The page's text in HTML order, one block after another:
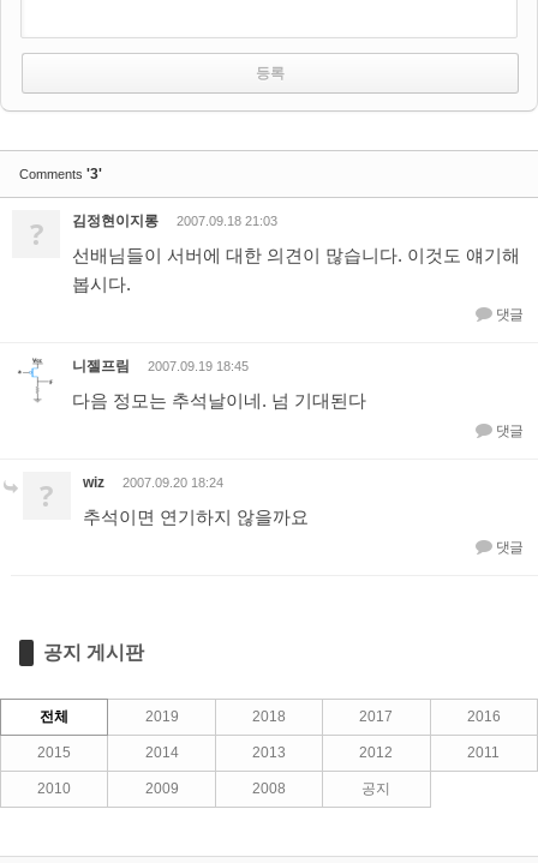
Comments '3'
? 김정현이지롱 2007.09.18 21:03
선배님들이 서버에 대한 의견이 많습니다. 이것도 얘기해
봅시다.
댓글
니젤프림 2007.09.19 18:45
다음 정모는 추석날이네. 넘 기대된다
댓글
? wiz 2007.09.20 18:24
추석이면 연기하지 않을까요
댓글
공지 게시판
전체 2019 2018 2017 2016
2015 2014 2013 2012 2011
2010 2009 2008 공지